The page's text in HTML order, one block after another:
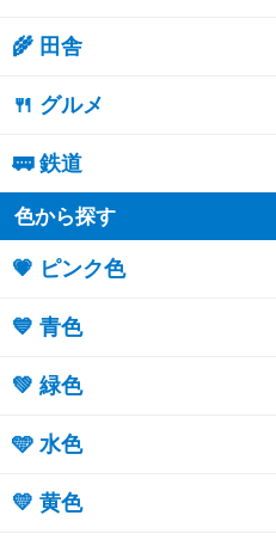
🌾 田舎
🍴 グルメ
🚃 鉄道
色から探す
💗 ピンク色
💙 青色
💚 緑色
🩵 水色
💛 黄色